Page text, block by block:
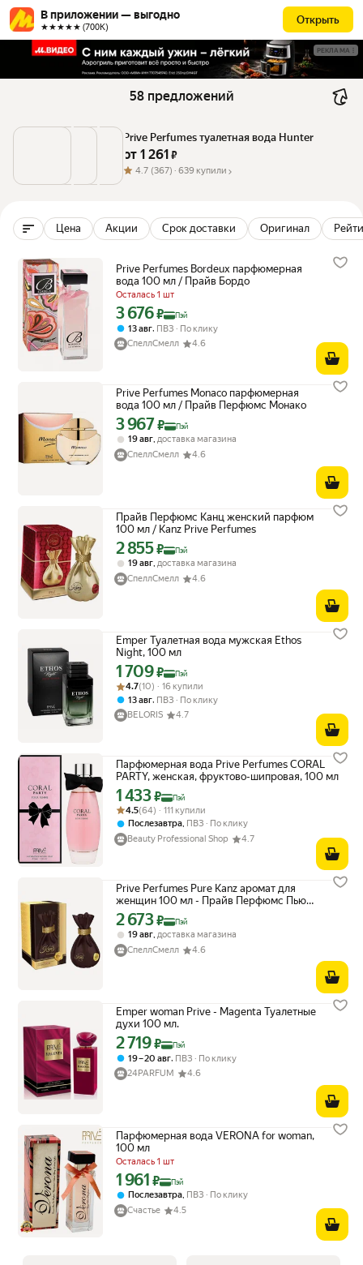
В приложении — выгодно
★★★★★ (700К)
Открыть
РЕКЛАМА
58 предложений
Prive Perfumes туалетная вода Hunter
от 1 261 ₽
4.7 (367) · 639 купили
Цена Акции Срок доставки Оригинал
Prive Perfumes Bordeux парфюмерная
вода 100 мл / Прайв Бордо
Осталась 1 шт
Цена с картой Яндекс Пэй 3676 ₽ вместо
3 676₽ Пэй
13 авг, ПВЗ
По клику
СпеллСмелл
4.6
Prive Perfumes Monaco парфюмерная
вода 100 мл / Прайв Перфюмс Монако
Цена с картой Яндекс Пэй 3967 ₽ вместо
3 967₽ Пэй
19 авг, доставка магазина
СпеллСмелл
4.6
Прайв Перфюмс Канц женский парфюм
100 мл / Kanz Prive Perfumes
Цена с картой Яндекс Пэй 2855 ₽ вместо
2 855₽ Пэй
19 авг доставка магазина
СпеллСмелл
4.6
Emper Туалетная вода мужская Ethos
Night, 100 мл
Цена с картой Яндекс Пэй 1709 ₽ вместо
1 709₽ Пэй
Рейтинг товара: 4.7 из 5
Оценок: (10) · 16 купили
4.7(10) · 16 купили
13 авг, ПВЗ
По клику
BELORIS
4.7
Парфюмерная вода Prive Perfumes CORAL
PARTY, женская, фруктово-шипровая, 100 мл
Цена с картой Яндекс Пэй 1433 ₽ вместо
1 433₽ Пэй
Рейтинг товара: 4.5 из 5
Оценок: (64) · 111 купили
4.5(64) · 111 купили
Послезавтра, ПВЗ
По клику
Beauty Professional Shop
4.7
Prive Perfumes Pure Kanz аромат для
женщин 100 мл - Прайв Перфюмс Пьюр
Канц парфюмерная вода
Цена с картой Яндекс Пэй 2673 ₽ вместо
2 673₽ Пэй
19 авг доставка магазина
СпеллСмелл
4.6
Emper woman Prive - Magenta Туалетные
духи 100 мл.
Цена с картой Яндекс Пэй 2719 ₽ вместо
2 719₽ Пэй
19 – 20 авг, ПВЗ
По клику
24PARFUM
4.6
Парфюмерная вода VERONA for woman,
100 мл
Осталась 1 шт
Цена с картой Яндекс Пэй 1961 ₽ вместо
1 961 ₽ Пэй
Послезавтра, ПВЗ
По клику
Счастьe
4.5